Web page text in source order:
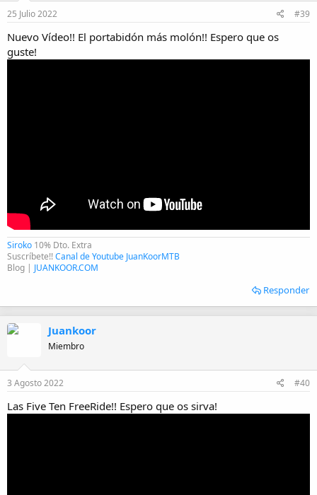
25 Julio 2022 #39
Nuevo Vídeo!! El portabidón más molón!! Espero que os
guste!
Siroko 10% Dto. Extra
Suscríbete!!Canal de Youtube JuanKoorMTB
Blog | JUANKOOR.COM
Responder
Juankoor
Miembro
3 Agosto 2022 #40
Las Five Ten FreeRide!! Espero que os sirva!